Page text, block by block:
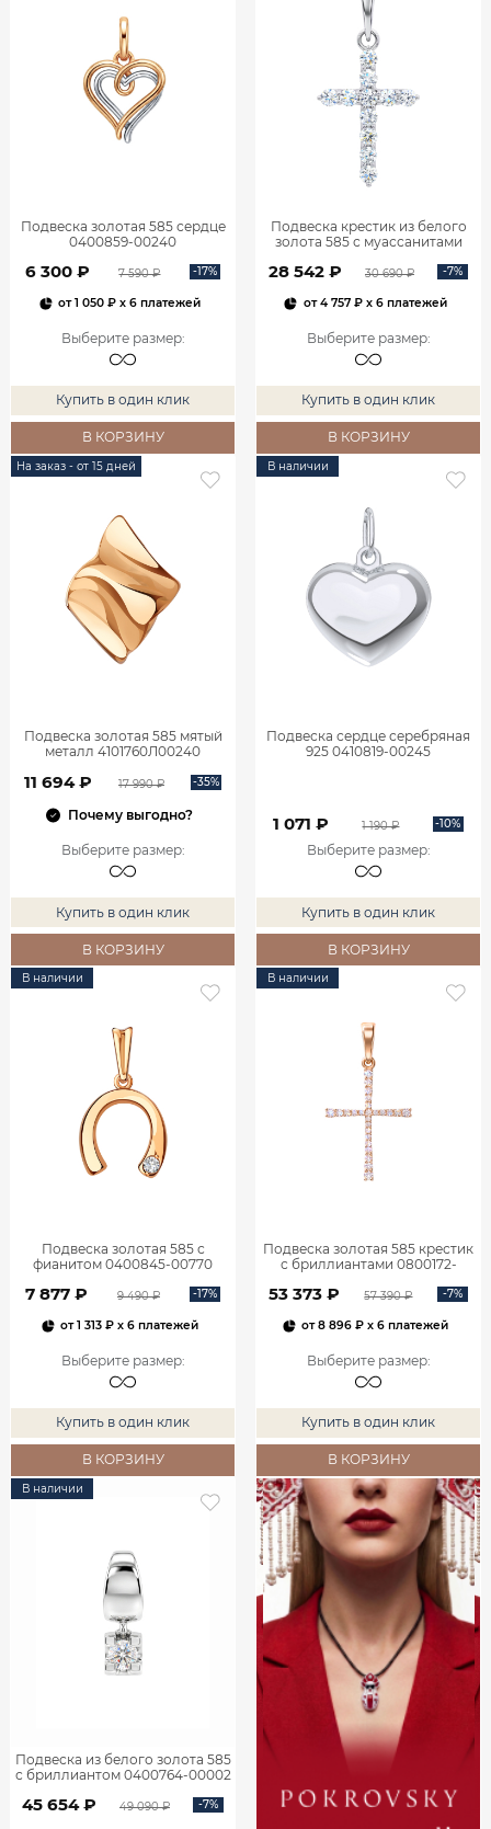
Подвеска золотая 585 сердце
0400859-00240
6 300 ₽ 7 590 ₽ -17%
от1 050 ₽ x 6 платежей
Выберите размер:
Купить в один клик
В КОРЗИНУ
Подвеска крестик из белого
золота 585 с муассанитами
28 542 ₽ 30 690 ₽ -7%
от4 757 ₽x 6 платежей
Выберите размер:
Купить в один клик
В КОРЗИНУ
На заказ - от 15 дней
Подвеска золотая 585 мятый
металл 4101760Л00240
11 694 ₽ 17 990 ₽ -35%
Почему выгодно?
Выберите размер:
Купить в один клик
В КОРЗИНУ
В наличии
Подвеска сердце серебряная
925 0410819-00245
1 071 ₽ 1 190 ₽ -10%
Выберите размер:
Купить в один клик
В КОРЗИНУ
В наличии
Подвеска золотая 585 с
фианитом 0400845-00770
7 877 ₽ 9 490 ₽ -17%
от1 313 ₽ x 6 платежей
Выберите размер:
Купить в один клик
В КОРЗИНУ
В наличии
Подвеска золотая 585 крестик
с бриллиантами 0800172-
53 373 ₽ 57 390 ₽ -7%
от8 896 ₽ x 6 платежей
Выберите размер:
Купить в один клик
В КОРЗИНУ
В наличии
Подвеска из белого золота 585
с бриллиантом 0400764-00002
45 654 ₽ 49 090 ₽ -7%